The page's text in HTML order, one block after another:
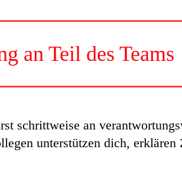
an Teil des Teams
schrittweise an
unterstützen dich, erklären